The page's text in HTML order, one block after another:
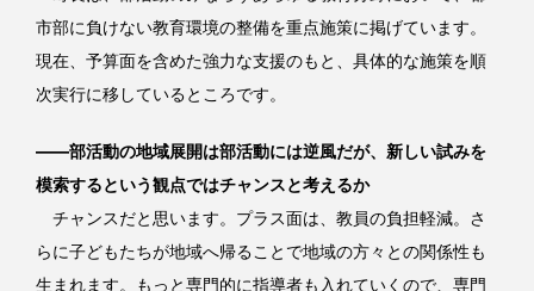
市部に負けない教育環境の整備を重点施策に掲げています。
現在、予算面を含めた強力な支援のもと、具体的な施策を順
次実行に移しているところです。
――部活動の地域展開は部活動には逆風だが、新しい試みを
模索するという観点ではチャンスと考えるか
チャンスだと思います。プラス面は、教員の負担軽減。さ
らに子どもたちが地域へ帰ることで地域の方々との関係性も
生まれます。もっと専門的に指導者も入れていくので、専門